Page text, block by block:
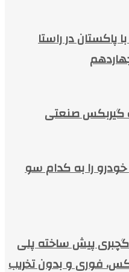
پاکستان در راستا
گیربکس صنعتی
خودرو را به کدام سو
گچبری پیش ساخته پلی
فوری و بدون تخریب